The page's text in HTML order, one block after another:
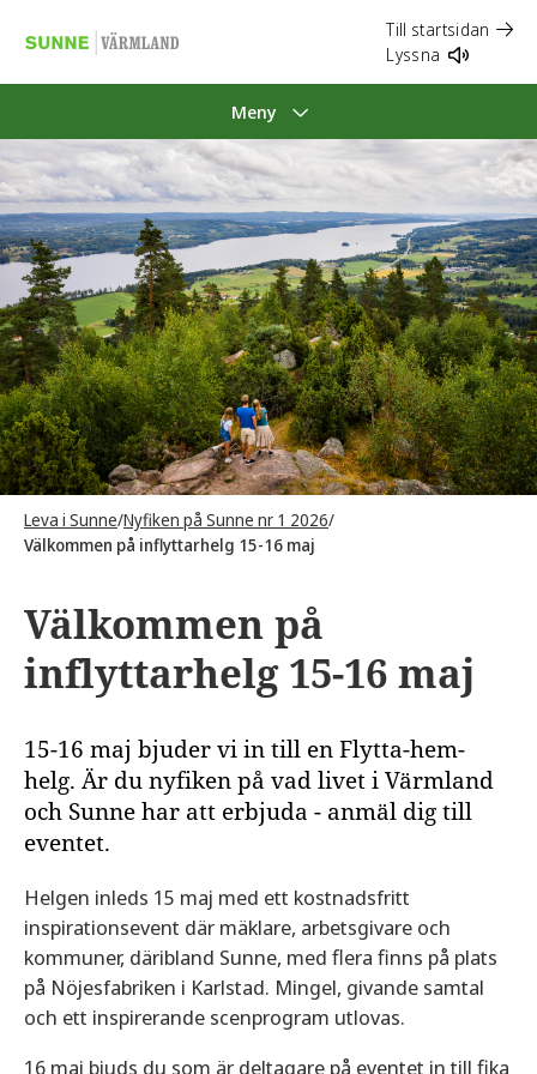
Till startsidan
Lyssna
Meny
Leva i Sunne/Nyfiken på Sunne nr 1 2026/
Välkommen på inflyttarhelg 15-16 maj
Välkommen på
inflyttarhelg 15-16 maj
15-16 maj bjuder vi in till en Flytta-hem-
helg. Är du nyfiken på vad livet i Värmland
och Sunne har att erbjuda - anmäl dig till
eventet.
Helgen inleds 15 maj med ett kostnadsfritt
inspirationsevent där mäklare, arbetsgivare och
kommuner, däribland Sunne, med flera finns på plats
på Nöjesfabriken i Karlstad. Mingel, givande samtal
och ett inspirerande scenprogram utlovas.
16 maj bjuds du som är deltagare på eventet in till fika